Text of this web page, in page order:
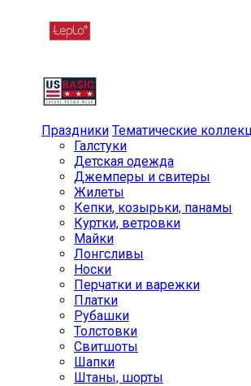
Праздники Тематические
Галстуки
Детская одежда
Джемперы и свитеры
Жилеты
Кепки, козырьки, панамы
Куртки, ветровки
Майки
Лонгсливы
Носки
Перчатки и варежки
Платки
Рубашки
Толстовки
Свитшоты
Шапки
Штаны, шорты